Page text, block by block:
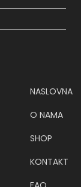
NASLOVNA
O NAMA
SHOP
KONTAKT